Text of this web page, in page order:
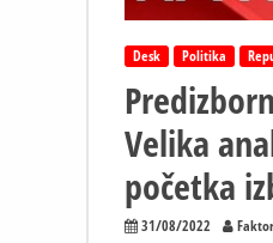
Desk Politika
Velika
početka
31/08/2022